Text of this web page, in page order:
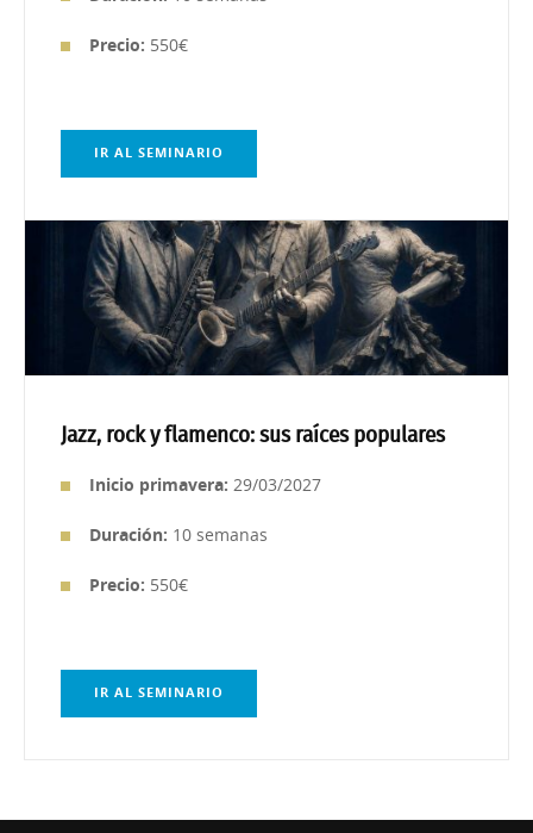
Precio: 550€
IR AL SEMINARIO
Jazz, rock y flamenco: sus raíces populares
Inicio primavera: 29/03/2027
Duración: 10 semanas
Precio: 550€
IR AL SEMINARIO